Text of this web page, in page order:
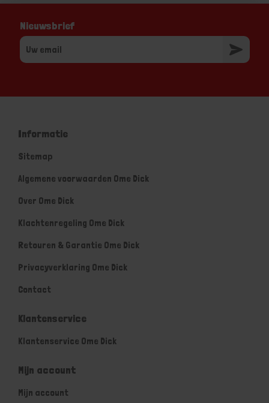
Nieuwsbrief
Informatie
Sitemap
Algemene voorwaarden Ome Dick
Over Ome Dick
Klachtenregeling Ome Dick
Retouren & Garantie Ome Dick
Privacyverklaring Ome Dick
Contact
Klantenservice
Klantenservice Ome Dick
Mijn account
Mijn account